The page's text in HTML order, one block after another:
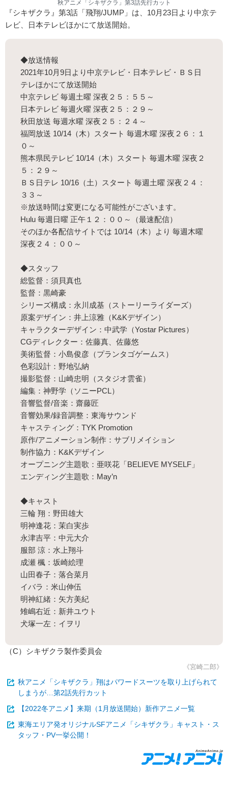
秋アニメ「シキザクラ」第3話先行カット
『シキザクラ』第3話「飛翔/JUMP」は、10月23日より中京テ
レビ、日本テレビほかにて放送開始。
◆放送情報
2021年10月9日より中京テレビ・日本テレビ・ＢＳ日
テレほかにて放送開始
中京テレビ 毎週土曜 深夜２５：５５～
日本テレビ 毎週火曜 深夜２５：２９～
秋田放送 毎週水曜 深夜２５：２４～
福岡放送 10/14（木）スタート 毎週木曜 深夜２６：１
０～
熊本県民テレビ 10/14（木）スタート 毎週木曜 深夜２
５：２９～
ＢＳ日テレ 10/16（土）スタート 毎週土曜 深夜２４：
３３～
※放送時間は変更になる可能性がございます。
Hulu 毎週日曜 正午１２：００～（最速配信）
そのほか各配信サイトでは 10/14（木）より 毎週木曜
深夜２４：００～
◆スタッフ
総監督：須貝真也
監督：黒崎豪
シリーズ構成：永川成基（ストーリーライダーズ）
原案デザイン：井上涼雅（K&Kデザイン）
キャラクターデザイン：中武学（Yostar Pictures）
CGディレクター：佐藤真、佐藤悠
美術監督：小島俊彦（プランタゴゲームス）
色彩設計：野地弘納
撮影監督：山崎忠明（スタジオ雲雀）
編集：神野学（ソニーPCL）
音響監督/音楽：齋藤匠
音響効果/録音調整：東海サウンド
キャスティング：TYK Promotion
原作/アニメーション制作：サブリメイション
制作協力：K&Kデザイン
オープニング主題歌：亜咲花「BELIEVE MYSELF」
エンディング主題歌：May’n
◆キャスト
三輪 翔：野田雄大
明神逢花：茉白実歩
永津吉平：中元大介
服部 涼：水上翔斗
成瀬 楓：坂崎絵理
山田春子：落合菜月
イバラ：米山伸伍
明神紅緒：矢方美紀
雉嶋右近：新井ユウト
犬塚一左：イヲリ
（C）シキザクラ製作委員会
《宮崎二郎》
秋アニメ「シキザクラ」翔はパワードスーツを取り上げられて
しまうが…第2話先行カット
【2022冬アニメ】来期（1月放送開始）新作アニメ一覧
東海エリア発オリジナルSFアニメ「シキザクラ」キャスト・ス
タッフ・PV一挙公開！